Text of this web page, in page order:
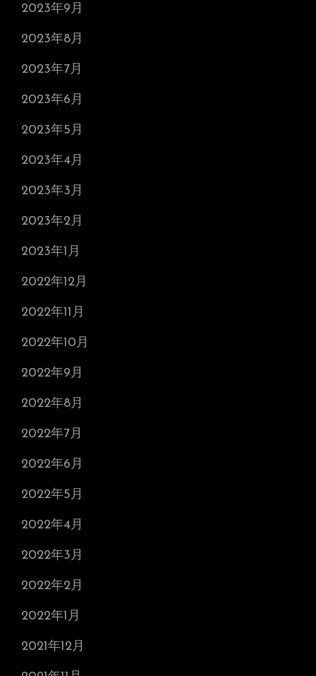
2023年9月
2023年8月
2023年7月
2023年6月
2023年5月
2023年4月
2023年3月
2023年2月
2023年1月
2022年12月
2022年11月
2022年10月
2022年9月
2022年8月
2022年7月
2022年6月
2022年5月
2022年4月
2022年3月
2022年2月
2022年1月
2021年12月